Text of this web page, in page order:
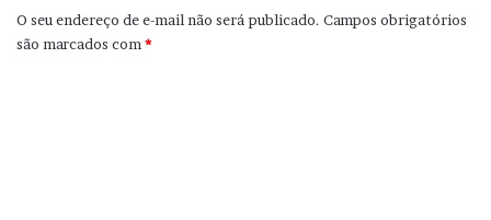
O seu endereço de e-mail não será publicado. Campos obrigatórios
são marcados com*